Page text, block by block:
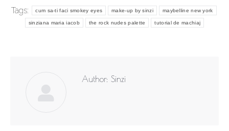
Tags:
cum sa-ti faci smokey eyes make-up by sinzi maybelline new york
sinziana maria iacob the rock nudes palette tutorial de machiaj
Author: Sinzi